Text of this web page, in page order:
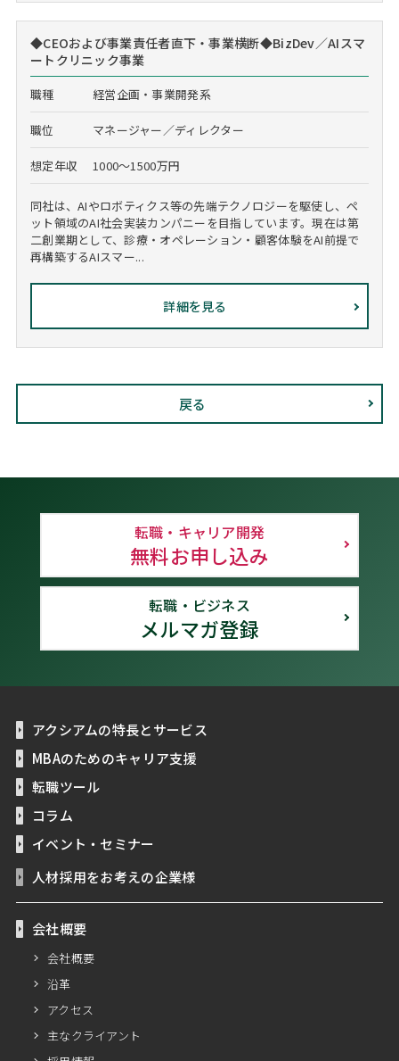
◆CEOおよび事業責任者直下・事業横断◆BizDev／AIスマ
ートクリニック事業
職種 経営企画・事業開発系
職位 マネージャー／ディレクター
想定年収 1000～1500万円
同社は、AIやロボティクス等の先端テクノロジーを駆使し、ペ
ット領域のAI社会実装カンパニーを目指しています。現在は第
二創業期として、診療・オペレーション・顧客体験をAI前提で
再構築するAIスマー...
詳細を見る
戻る
転職・キャリア開発
無料お申し込み
転職・ビジネス
メルマガ登録
アクシアムの特長とサービス
MBAのためのキャリア支援
転職ツール
コラム
イベント・セミナー
人材採用をお考えの企業様
会社概要
会社概要
沿革
アクセス
主なクライアント